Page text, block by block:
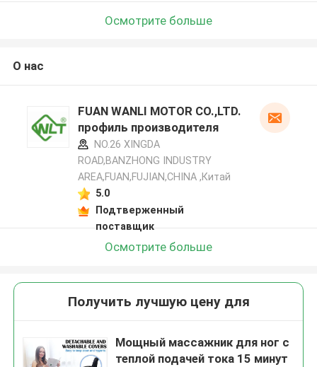
Осмотрите больше
О нас
FUAN WANLI MOTOR CO.,LTD.
профиль производителя
NO.26 XINGDA
ROAD,BANZHONG INDUSTRY
AREA,FUAN,FUJIAN,CHINA ,Китай
5.0
Подтверженный
поставщик
Осмотрите больше
Получить лучшую цену для
Мощный массажник для ног с
теплой подачей тока 15 минут